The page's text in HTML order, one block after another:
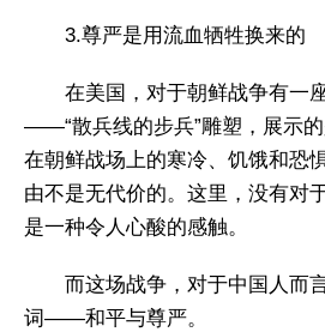
3.尊严是用流血牺牲换来的
在美国，对于朝鲜战争有一
——“散兵线的步兵”雕塑，展示
在朝鲜战场上的寒冷、饥饿和恐
由不是无代价的。这里，没有对
是一种令人心酸的感触。
而这场战争，对于中国人而
词——和平与尊严。